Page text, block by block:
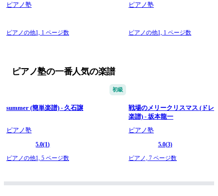
ピアノ塾
ピアノの他1, 1 ページ数
ピアノ塾
ピアノの他1, 1 ページ数
ピアノ塾の一番人気の楽譜
初級
summer (簡単楽譜) - 久石譲
ピアノ塾
5.0(1)
ピアノの他1, 5 ページ数
戦場のメリークリスマス (ドレ
楽譜) - 坂本龍一
ピアノ塾
5.0(3)
ピアノ,7 ページ数